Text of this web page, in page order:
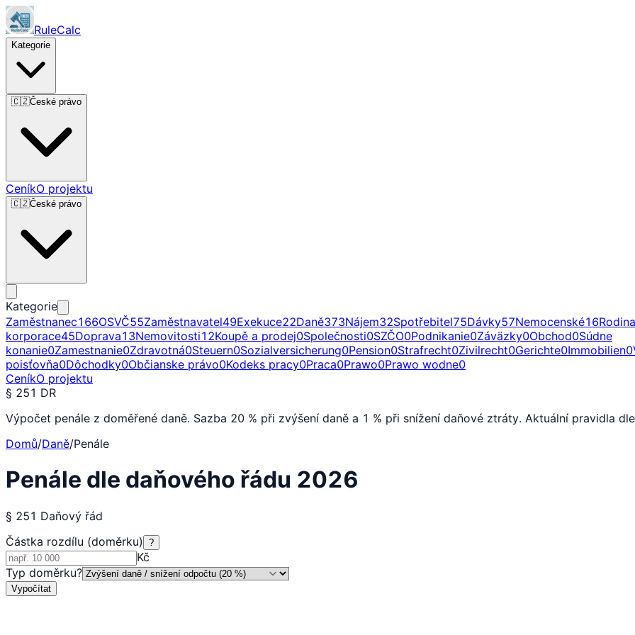
RuleCalc
Kategorie
🇨🇿České právo
CeníkO projektu
🇨🇿České právo
Kategorie
Zaměstnanec166OSVČ55Zaměstnavatel49Exekuce22Daně373Nájem32Spotřebitel75Dávky57Nemocenské16Rodina
korporace45Doprava13Nemovitosti12Koupě a prodej0Společnosti0SZČO0Podnikanie0Záväzky0Obchod0Súdne
konanie0Zamestnanie0Zdravotná0Steuern0Sozialversicherung0Pension0Strafrecht0Zivilrecht0Gerichte0Immobilien0
poisťovňa0Dôchodky0Občianske právo0Kodeks pracy0Praca0Prawo0Prawo wodne0
CeníkO projektu
§ 251 DR
Výpočet penále z doměřené daně. Sazba 20 % při zvýšení daně a 1 % při snížení daňové ztráty. Aktuální pravidla
Domů/Daně/Penále
Penále dle daňového řádu 2026
§ 251 Daňový řád
Částka rozdílu (doměrku)
?
Kč
Typ doměrku?
Vypočítat